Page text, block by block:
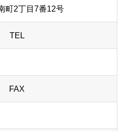
町2丁目7番12号
TEL
FAX